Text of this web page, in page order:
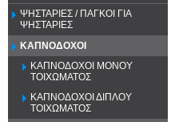
ΨΗΣΤΑΡΙΕΣ / ΠΑΓΚΟΙ ΓΙΑ
ΨΗΣΤΑΡΙΕΣ
ΚΑΠΝΟΔΟΧΟΙ
ΚΑΠΝΟΔΟΧΟΙ ΜΟΝΟΥ
ΤΟΙΧΩΜΑΤΟΣ
ΚΑΠΝΟΔΟΧΟΙ ΔΙΠΛΟΥ
ΤΟΙΧΩΜΑΤΟΣ